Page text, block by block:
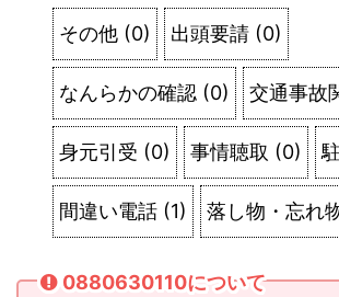
その他 (0) 出頭要請 (0)
なんらかの確認 (0) 交通事故
身元引受 (0) 事情聴取 (0)
間違い電話 (1) 落し物・忘れ
0880630110について